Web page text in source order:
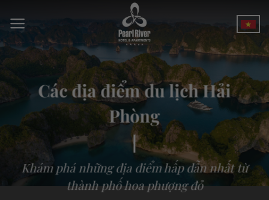
qua
dung
Các địa điểm du lịch Hải
Phòng
Khám phá những địa điểm hấp dẫn nhất từ
thành phố hoa phượng đỏ